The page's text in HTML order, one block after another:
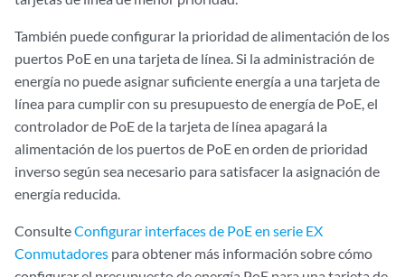
También puede configurar la prioridad de alimentación de los
puertos PoE en una tarjeta de línea. Si la administración de
energía no puede asignar suficiente energía a una tarjeta de
línea para cumplir con su presupuesto de energía de PoE, el
controlador de PoE de la tarjeta de línea apagará la
alimentación de los puertos de PoE en orden de prioridad
inverso según sea necesario para satisfacer la asignación de
energía reducida.
ConsulteConfigurar interfaces de PoE en serie EX
Conmutadores para obtener más información sobre cómo